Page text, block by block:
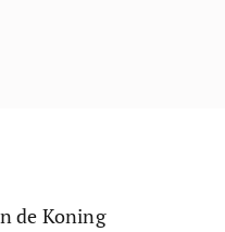
de Koning